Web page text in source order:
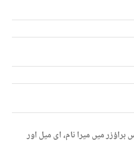
میں میرا نام، ای میل اور